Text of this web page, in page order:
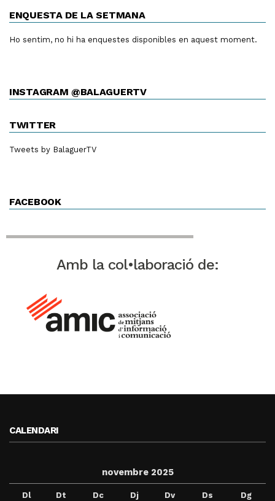
ENQUESTA DE LA SETMANA
Ho sentim, no hi ha enquestes disponibles en aquest moment.
INSTAGRAM @BALAGUERTV
TWITTER
Tweets by BalaguerTV
FACEBOOK
Amb la col•laboració de:
CALENDARI
novembre 2025
Dl Dt Dc Dj Dv Ds Dg